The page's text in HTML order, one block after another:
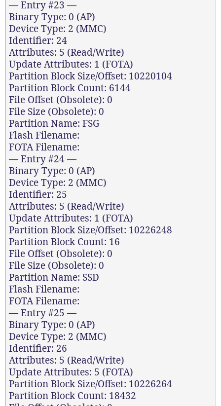
— Entry #23 —
Binary Type: 0 (AP)
Device Type: 2 (MMC)
Identifier: 24
Attributes: 5 (Read/Write)
Update Attributes: 1 (FOTA)
Partition Block Size/Offset: 10220104
Partition Block Count: 6144
File Offset (Obsolete): 0
File Size (Obsolete): 0
Partition Name: FSG
Flash Filename:
FOTA Filename:
— Entry #24 —
Binary Type: 0 (AP)
Device Type: 2 (MMC)
Identifier: 25
Attributes: 5 (Read/Write)
Update Attributes: 1 (FOTA)
Partition Block Size/Offset: 10226248
Partition Block Count: 16
File Offset (Obsolete): 0
File Size (Obsolete): 0
Partition Name: SSD
Flash Filename:
FOTA Filename:
— Entry #25 —
Binary Type: 0 (AP)
Device Type: 2 (MMC)
Identifier: 26
Attributes: 5 (Read/Write)
Update Attributes: 5 (FOTA)
Partition Block Size/Offset: 10226264
Partition Block Count: 18432